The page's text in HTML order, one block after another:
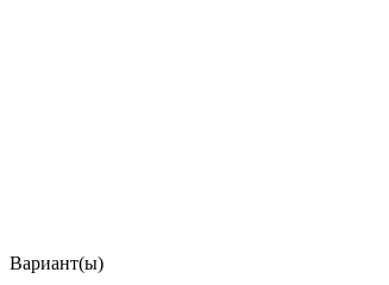
Вариант(ы)